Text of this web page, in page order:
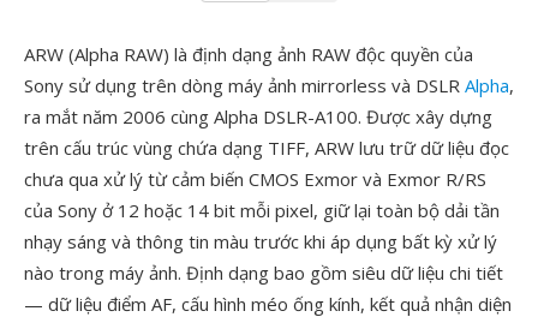
ARW (Alpha RAW) là định dạng ảnh RAW độc quyền của
Sony sử dụng trên dòng máy ảnh mirrorless và DSLR Alpha,
ra mắt năm 2006 cùng Alpha DSLR-A100. Được xây dựng
trên cấu trúc vùng chứa dạng TIFF, ARW lưu trữ dữ liệu đọc
chưa qua xử lý từ cảm biến CMOS Exmor và Exmor R/RS
của Sony ở 12 hoặc 14 bit mỗi pixel, giữ lại toàn bộ dải tần
nhạy sáng và thông tin màu trước khi áp dụng bất kỳ xử lý
nào trong máy ảnh. Định dạng bao gồm siêu dữ liệu chi tiết
— dữ liệu điểm AF, cấu hình méo ống kính, kết quả nhận diện